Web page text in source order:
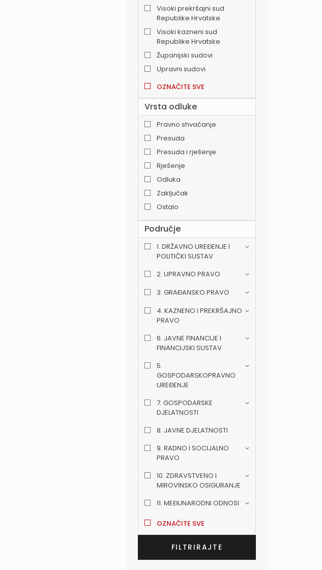
Visoki prekršajni sud
Republike Hrvatske
Visoki kazneni sud
Republike Hrvatske
Županijski sudovi
Upravni sudovi
OZNAČITE SVE
Vrsta odluke
Pravno shvaćanje
Presuda
Presuda i rješenje
Rješenje
Odluka
Zaključak
Ostalo
Područje
1. DRŽAVNO UREĐENJE I
POLITIČKI SUSTAV
2. UPRAVNO PRAVO
3. GRAĐANSKO PRAVO
4. KAZNENO I PREKRŠAJNO
PRAVO
6. JAVNE FINANCIJE I
FINANCIJSKI SUSTAV
5.
GOSPODARSKOPRAVNO
UREĐENJE
7. GOSPODARSKE
DJELATNOSTI
8. JAVNE DJELATNOSTI
9. RADNO I SOCIJALNO
PRAVO
10. ZDRAVSTVENO I
MIROVINSKO OSIGURANJE
11. MEĐUNARODNI ODNOSI
OZNAČITE SVE